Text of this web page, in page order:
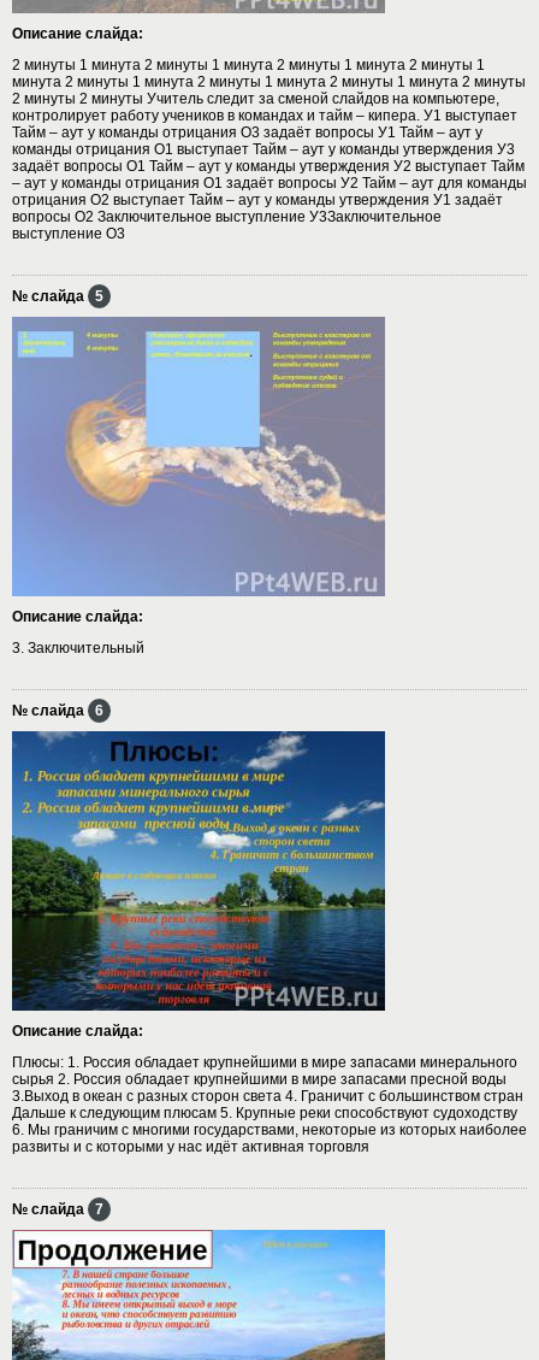
Описание слайда:
2 минуты 1 минута 2 минуты 1 минута 2 минуты 1 минута 2 минуты 1
минута 2 минуты 1 минута 2 минуты 1 минута 2 минуты 1 минута 2 минуты
2 минуты 2 минуты Учитель следит за сменой слайдов на компьютере,
контролирует работу учеников в командах и тайм – кипера. У1 выступает
Тайм – аут у команды отрицания О3 задаёт вопросы У1 Тайм – аут у
команды отрицания О1 выступает Тайм – аут у команды утверждения У3
задаёт вопросы О1 Тайм – аут у команды утверждения У2 выступает Тайм
– аут у команды отрицания О1 задаёт вопросы У2 Тайм – аут для команды
отрицания О2 выступает Тайм – аут у команды утверждения У1 задаёт
вопросы О2 Заключительное выступление У3Заключительное
выступление О3
№ слайда 5
Описание слайда:
3. Заключительный
№ слайда 6
Описание слайда:
Плюсы: 1. Россия обладает крупнейшими в мире запасами минерального
сырья 2. Россия обладает крупнейшими в мире запасами пресной воды
3.Выход в океан с разных сторон света 4. Граничит с большинством стран
Дальше к следующим плюсам 5. Крупные реки способствуют судоходству
6. Мы граничим с многими государствами, некоторые из которых наиболее
развиты и с которыми у нас идёт активная торговля
№ слайда 7